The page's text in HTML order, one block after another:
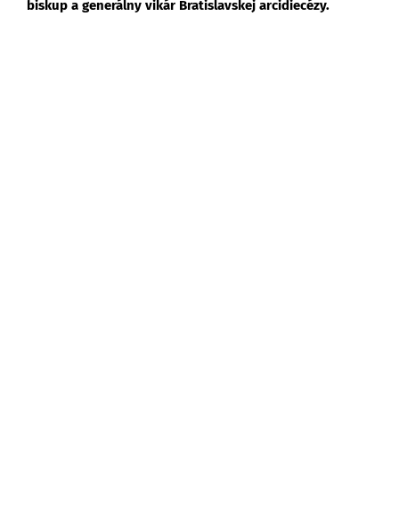
biskup a generálny vikár Bratislavskej arcidiecézy.